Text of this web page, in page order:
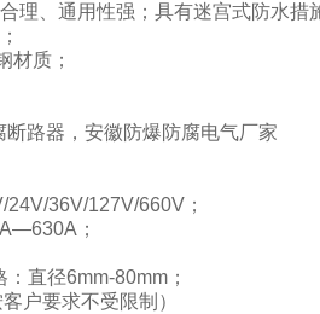
理、通用性强；具有迷宫式防水措
材质；
断路器，安徽防爆防腐电气厂家
24V/36V/127V/660V；
；
：直径6mm-80mm；
户要求不受限制）